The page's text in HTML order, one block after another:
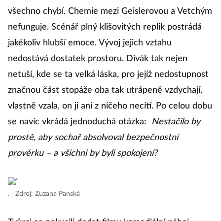
všechno chybí. Chemie mezi Geislerovou a Vetchým
nefunguje. Scénář plný klišovitých replik postrádá
jakékoliv hlubší emoce. Vývoj jejich vztahu
nedostává dostatek prostoru. Divák tak nejen
netuší, kde se ta velká láska, pro jejíž nedostupnost
značnou část stopáže oba tak utrápeně vzdychají,
vlastně vzala, on ji ani z ničeho necítí. Po celou dobu
se navíc vkrádá jednoduchá otázka:
Nestačilo by
prostě, aby sochař absolvoval bezpečnostní
prověrku – a všichni by byli spokojení?
. Zdroj: Zuzana Panská